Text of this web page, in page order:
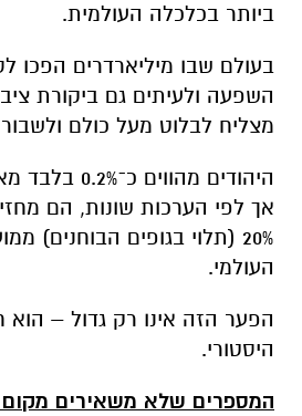
ביותר בכלכלה העולמית.
בעולם שבו מיליארדרים הפכו
השפעה ולעיתים גם ביקורת
מצליח לבלוט מעל כולם ולשבור
היהודים
20% (תלוי בגופים הבוחנים)
העולמי.
הפער הזה אינו רק גדול – הוא
היסטורי.
המספרים שלא משאירים